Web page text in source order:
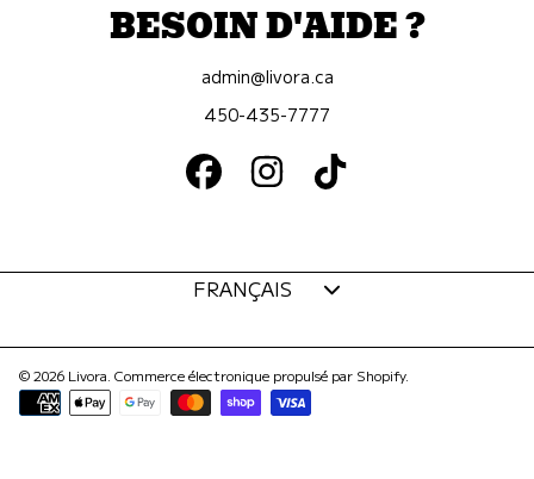
BESOIN D'AIDE ?
admin@livora.ca
450-435-7777
FACEBOOKINSTAGRAMTIKTOK
© 2026 Livora. Commerce électronique propulsé par Shopify.
Modes
de
FRANÇAIS